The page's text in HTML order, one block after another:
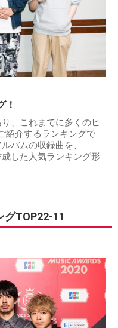
！
、これまでに多くのヒ
紹介するランキングで
バムの収録曲を、
した人気ランキング形
グTOP22-11